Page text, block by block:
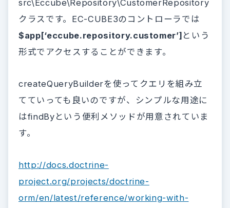
src\Eccube\Repository\CustomerRepository
クラスです。EC-CUBE3のコントローラでは
$app[‘eccube.repository.customer’] という
形式でアクセスすることができます。
createQueryBuilderを使ってクエリを組み立
てていっても良いのですが、シンプルな用途に
はfindByという便利メソッドが用意されていま
す。
http://docs.doctrine-
project.org/projects/doctrine-
orm/en/latest/reference/working-with-